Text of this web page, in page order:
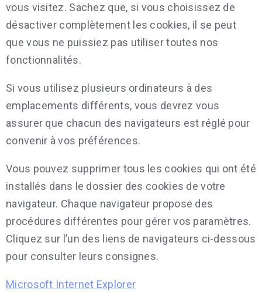
vous visitez. Sachez que, si vous choisissez de
désactiver complètement les cookies, il se peut
que vous ne puissiez pas utiliser toutes nos
fonctionnalités.
Si vous utilisez plusieurs ordinateurs à des
emplacements différents, vous devrez vous
assurer que chacun des navigateurs est réglé pour
convenir à vos préférences.
Vous pouvez supprimer tous les cookies qui ont été
installés dans le dossier des cookies de votre
navigateur. Chaque navigateur propose des
procédures différentes pour gérer vos paramètres.
Cliquez sur l’un des liens de navigateurs ci-dessous
pour consulter leurs consignes.
Microsoft Internet Explorer